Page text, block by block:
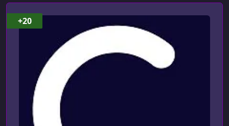
УРОК 8. 00:23:04
Create Authentication
Adding notification with Toaster
What are we going to build in this task
УРОК 11.
+20